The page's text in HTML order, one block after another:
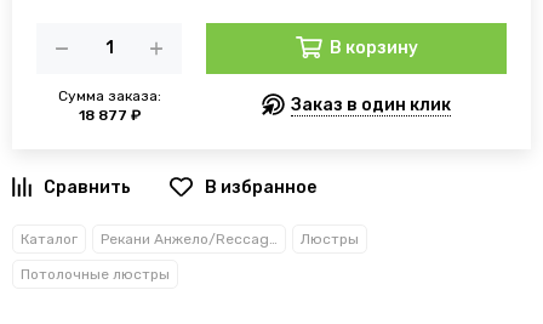
Сумма заказа:
18 877 ₽
В корзину
Заказ в один клик
В избранное
Каталог Рекани Анжело/Reccagni Angelo Люстры
Потолочные люстры